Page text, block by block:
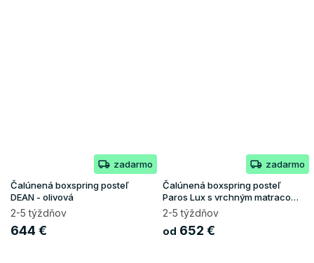
zadarmo
Čalúnená boxspring posteľ
DEAN - olivová
2-5 týždňov
644 €
zadarmo
Čalúnená boxspring posteľ
Paros Lux s vrchným matracom
- béžová Paros
2-5 týždňov
od 652 €